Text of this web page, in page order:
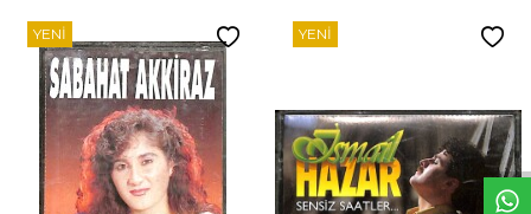
W
h
t
s
p
p
D
e
s
e
H
a
t
t
YENI YENI